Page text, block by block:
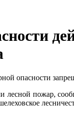
опасности
лесной пожар,